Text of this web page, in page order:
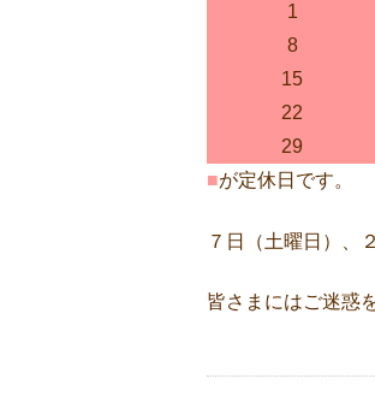
1
8
15
22
29
■が定休日です。
７日（土曜日）、
皆さまにはご迷惑